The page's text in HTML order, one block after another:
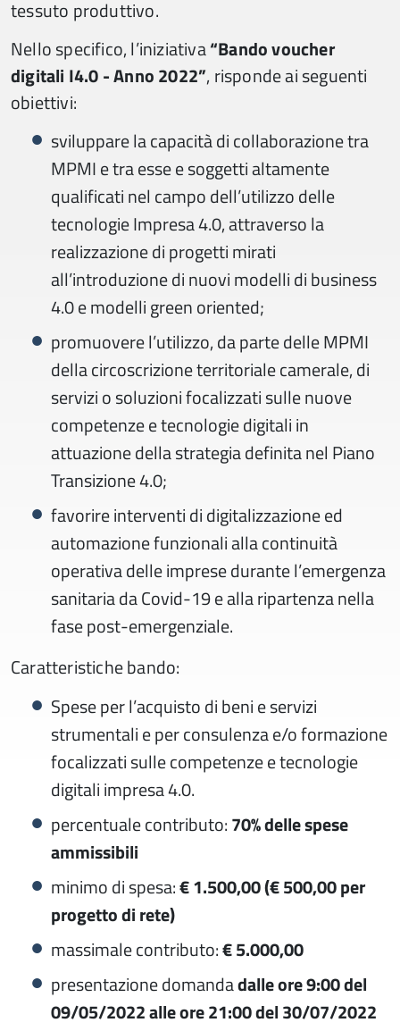
tessuto produttivo.
Nello specifico, l’iniziativa“Bando voucher
digitali I4.0 - Anno 2022”, risponde ai seguenti
obiettivi:
sviluppare la capacità di collaborazione tra
MPMI e tra esse e soggetti altamente
qualificati nel campo dell’utilizzo delle
tecnologie Impresa 4.0, attraverso la
realizzazione di progetti mirati
all’introduzione di nuovi modelli di business
4.0 e modelli green oriented;
promuovere l’utilizzo, da parte delle MPMI
della circoscrizione territoriale camerale, di
servizi o soluzioni focalizzati sulle nuove
competenze e tecnologie digitali in
attuazione della strategia definita nel Piano
Transizione 4.0;
favorire interventi di digitalizzazione ed
automazione funzionali alla continuità
operativa delle imprese durante l’emergenza
sanitaria da Covid-19 e alla ripartenza nella
fase post-emergenziale.
Caratteristiche bando:
Spese per l’acquisto di beni e servizi
strumentali e per consulenza e/o formazione
focalizzati sulle competenze e tecnologie
digitali impresa 4.0.
percentuale contributo:70% delle spese
ammissibili
minimo di spesa:€ 1.500,00 (€ 500,00 per
progetto di rete)
massimale contributo:€ 5.000,00
presentazione domandadalleore 9:00 del
09/05/2022 alle ore 21:00 del 30/07/2022